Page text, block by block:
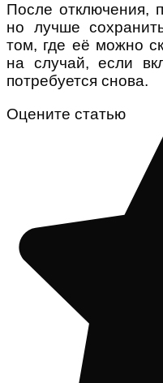
После отключения,
но лучше
том, где её можно
на случай, если
потребуется снова.
Оцените статью